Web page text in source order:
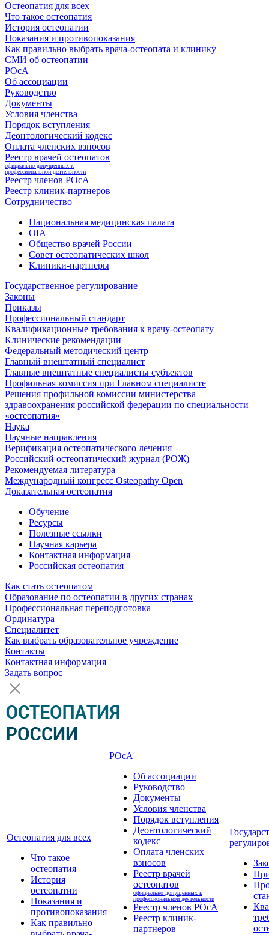
Остеопатия для всех
Что такое остеопатия
История остеопатии
Показания и противопоказания
Как правильно выбрать врача-остеопата и клинику
СМИ об остеопатии
РОсА
Об ассоциации
Руководство
Документы
Условия членства
Порядок вступления
Деонтологический кодекс
Оплата членских взносов
Реестр врачей остеопатов
официально допущенных к
профессиональной деятельности
Реестр членов РОсА
Реестр клиник-партнеров
Сотрудничество
Национальная медицинская палата
OIA
Общество врачей России
Совет остеопатических школ
Клиники-партнеры
Государственное регулирование
Законы
Приказы
Профессиональный стандарт
Квалификационные требования к врачу-остеопату
Клинические рекомендации
Федеральный методический центр
Главный внештатный специалист
Главные внештатные специалисты субъектов
Профильная комиссия при Главном специалисте
Решения профильной комиссии министерства
здравоохранения российской федерации по специальности
«остеопатия»
Наука
Научные направления
Верификация остеопатического лечения
Российский остеопатический журнал (РОЖ)
Рекомендуемая литература
Международный конгресс Osteopathy Open
Доказательная остеопатия
Обучение
Ресурсы
Полезные ссылки
Научная карьера
Контактная информация
Российская остеопатия
Как стать остеопатом
Образование по остеопатии в других странах
Профессиональная переподготовка
Ординатура
Специалитет
Как выбрать образовательное учреждение
Контакты
Контактная информация
Задать вопрос
Остеопатия для всех
Что такое
остеопатия
История
остеопатии
Показания и
противопоказания
Как правильно
РОсА
Об ассоциации
Руководство
Документы
Условия членства
Порядок вступления
Деонтологический
кодекс
Оплата членских
взносов
Реестр врачей
остеопатов
официально допущенных к
профессиональной деятельности
Реестр членов РОсА
Реестр клиник-
партнеров